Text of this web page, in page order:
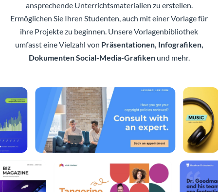
ansprechende Unterrichtsmaterialien zu erstellen.
Ermöglichen Sie Ihren Studenten, auch mit einer Vorlage für
ihre Projekte zu beginnen. Unsere Vorlagenbibliothek
umfasst eine Vielzahl von Präsentationen, Infografiken,
Dokumenten Social-Media-Grafikenund mehr.